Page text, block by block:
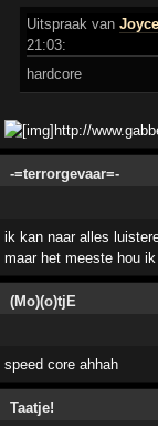
Uitspraak van
21:03:
hardcore
-=terrorgevaar=-
ik kan naar alles
maar het meeste hou
(Mo)(o)tjE
speed core ahhah
Taatje!